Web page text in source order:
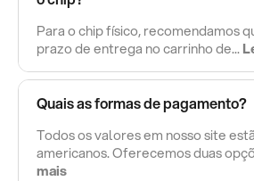
Para o chip físico, recomendamos
prazo de entrega no carrinho de...
Quais as formas de pagamento?
Todos os valores em nosso site
americanos. Oferecemos duas
mais